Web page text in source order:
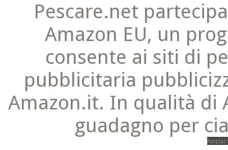
Pescare.net
Amazon EU, un
consente ai siti di
pubblicitaria
Amazon.it. In qualità di
guadagno per